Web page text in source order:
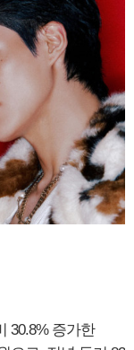
30.8% 증가한